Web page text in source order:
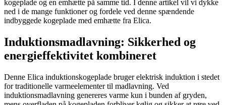
kogeplade og en emhætte på samme tid. I denne artikel vil vi dykke
ned i de mange funktioner og fordele ved denne spændende
indbyggede kogeplade med emhætte fra Elica.
Induktionsmadlavning: Sikkerhed og
energieffektivitet kombineret
Denne Elica induktionskogeplade bruger elektrisk induktion i stedet
for traditionelle varmeelementer til madlavning. Ved
induktionsmadlavning genereres varme kun i bunden af gryden,